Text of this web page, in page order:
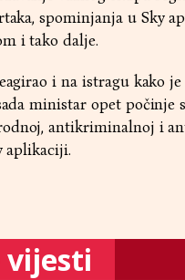
spominjanja u Sky
i tako dalje.
i na istragu kako
ministar opet
antikriminalnoj i
aplikaciji.
vijesti